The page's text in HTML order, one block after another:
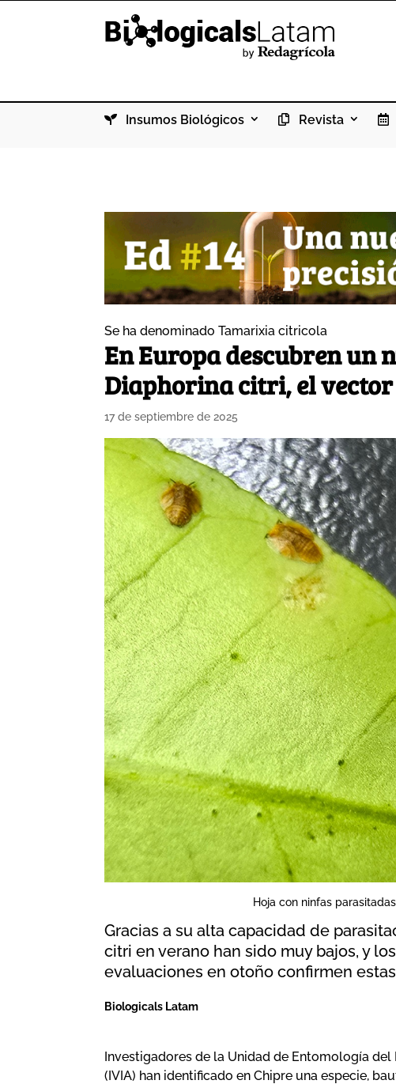
Insumos Biológicos Revista
Se ha denominado Tamarixia citricola
En Europa descubren un
Diaphorina citri, el
17 de septiembre de 2025
Hoja con ninfas
Gracias a su alta capacidad de
citri en verano han sido muy bajos, y
evaluaciones en otoño confirmen
Biologicals Latam
Investigadores de la Unidad de Entomología
(IVIA) han identificado en Chipre una especie,